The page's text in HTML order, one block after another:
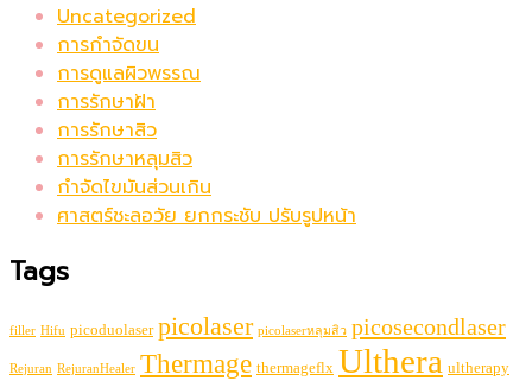
Uncategorized
การกำจัดขน
การดูแลผิวพรรณ
การรักษาฝ้า
การรักษาสิว
การรักษาหลุมสิว
กำจัดไขมันส่วนเกิน
ศาสตร์ชะลอวัย ยกกระชับ ปรับรูปหน้า
Tags
filler Hifu picoduolaser picolaser picolaserหลุมสิว picosecondlaser
Rejuran RejuranHealer Thermage thermageflx Ulthera ultherapy